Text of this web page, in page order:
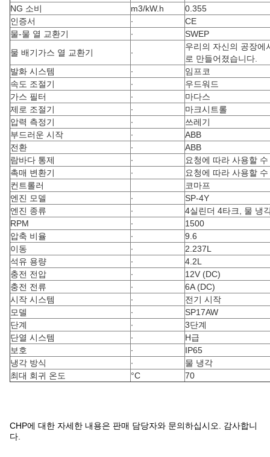
NG 소비
m3/kW.h
0.355
인증서
∙
CE
물-물 열 교환기
∙
SWEP
물 배기가스 열 교환기
∙
우리의 자신의 공장에
로 만들어졌습니다.
발화 시스템
∙
임프코
속도 조절기
∙
우드워드
가스 필터
∙
마다스
제로 조절기
∙
마크시트롤
압력 측정기
∙
쓰레기
부드러운 시작
∙
ABB
전환
∙
ABB
람바다 통제
∙
요청에 따라 사용할
촉매 변환기
∙
요청에 따라 사용할
컨트롤러
코마프
엔진 모델
∙
SP-4Y
엔진 종류
∙
4실린더 4타크, 물 냉
RPM
∙
1500
압축 비율
∙
9.6
이동
∙
2.237L
석유 용량
∙
4.2L
충전 전압
∙
12V (DC)
충전 전류
∙
6A (DC)
시작 시스템
∙
전기 시작
모델
∙
SP17AW
단계
∙
3단계
단열 시스템
∙
H급
보호
∙
IP65
냉각 방식
∙
물 냉각
최대 회귀 온도
°C 70
CHP에 대한 자세한 내용은 판매 담당자와 문의하십시오. 감사합니
다.